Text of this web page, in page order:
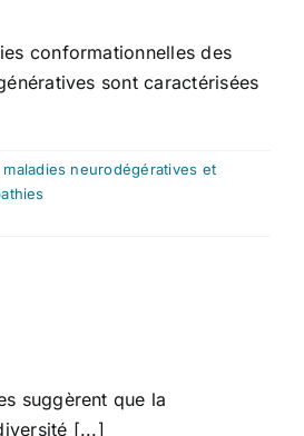
conformationnelles des
sont caractérisées
maladies neurodégératives et
suggèrent que la
[...]